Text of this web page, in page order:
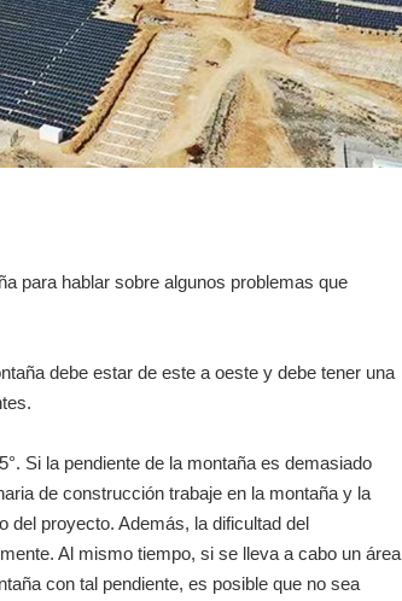
para hablar sobre algunos problemas que
debe estar de este a oeste y debe tener una
Si la pendiente de la montaña es demasiado
de construcción trabaje en la montaña y la
del proyecto. Además, la dificultad del
Al mismo tiempo, si se lleva a cabo un área
con tal pendiente, es posible que no sea